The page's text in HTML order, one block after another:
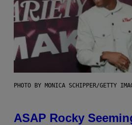
PHOTO BY MONICA SCHIPPER/GETTY
ASAP Rocky